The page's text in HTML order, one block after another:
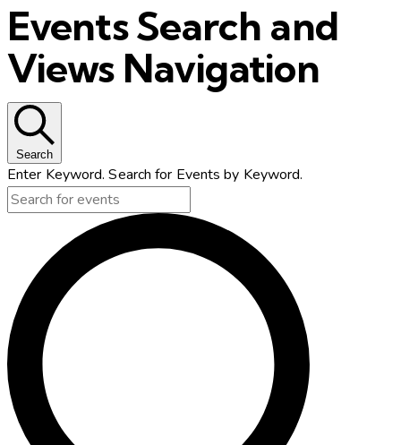
Events Search and
Views Navigation
Search
Enter Keyword. Search for Events by Keyword.